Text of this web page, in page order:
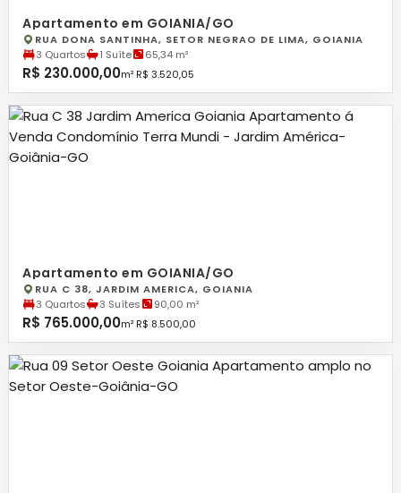
Apartamento em GOIANIA/GO
RUA DONA SANTINHA, SETOR NEGRAO DE LIMA, GOIANIA
3 Quartos
1 Suíte 65,34 m²
R$ 230.000,00m² R$ 3.520,05
Apartamento em GOIANIA/GO
RUA C 38, JARDIM AMERICA, GOIANIA
3 Quartos
3 Suítes 90,00 m²
R$ 765.000,00m² R$ 8.500,00